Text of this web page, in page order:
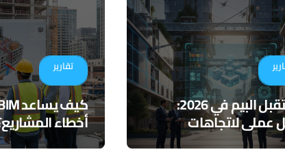
مستقبل البيم في 2026:
عملي لاتجاهات
والذكاء الاصطناعي
تقارير
أخطاء
لأدوات